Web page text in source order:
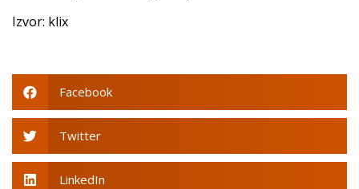
Izvor: klix
Facebook
Twitter
LinkedIn